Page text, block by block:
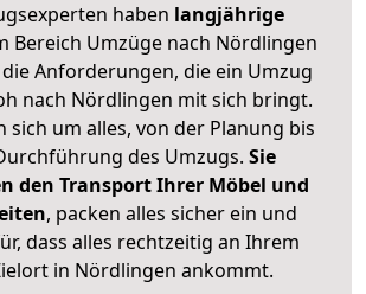
haben langjährige
Bereich Umzüge nach Nördlingen
Anforderungen, die ein Umzug
nach Nördlingen mit sich bringt.
sich um alles, von der Planung bis
des Umzugs. Sie
den Transport Ihrer Möbel und
, packen alles sicher ein und
dass alles rechtzeitig an Ihrem
in Nördlingen ankommt.